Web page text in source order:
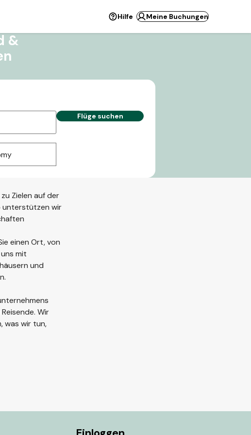
Hilfe Meine Buchungen
&
Flüge suchen
Zielen auf der
unterstützen wir
einen Ort, von
mit
und
Wir
was wir tun,